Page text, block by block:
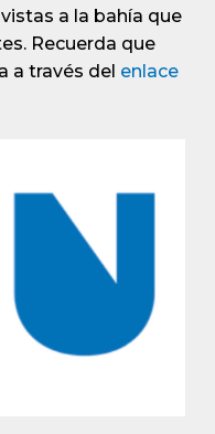
a la bahía que
Recuerda que
a través del enlace